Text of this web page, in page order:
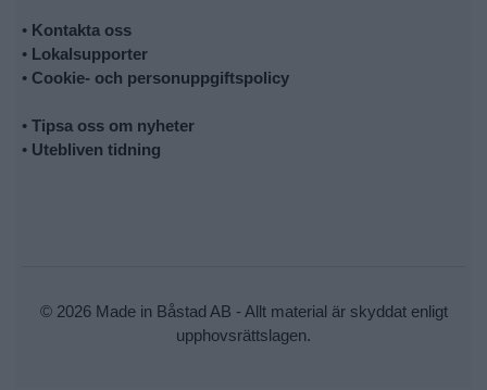
• Kontakta oss
• Lokalsupporter
• Cookie- och personuppgiftspolicy
• Tipsa oss om nyheter
• Utebliven tidning
© 2026 Made in Båstad AB - Allt material är skyddat enligt
upphovsrättslagen.